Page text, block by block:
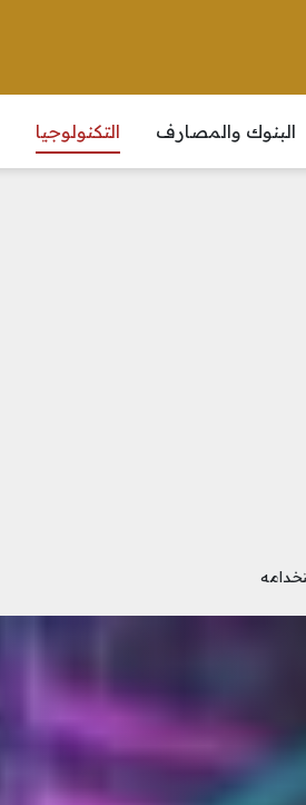
البنوك والمصارف التكنولوجيا